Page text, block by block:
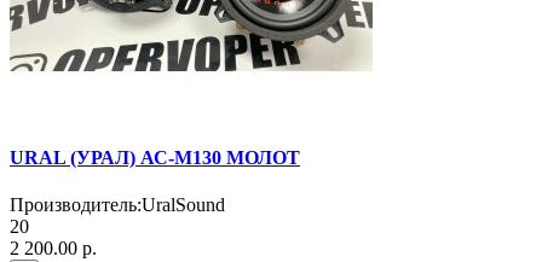
URAL (УРАЛ) АС-М130 МОЛОТ
Производитель:UralSound
20
2 200.00 р.